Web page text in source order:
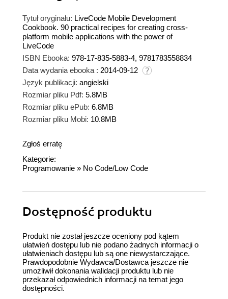
Tytuł oryginału: LiveCode Mobile Development
Cookbook. 90 practical recipes for creating cross-
platform mobile applications with the power of
LiveCode
ISBN Ebooka: 978-17-835-5883-4, 9781783558834
Data wydania ebooka : 2014-09-12
Język publikacji: angielski
Rozmiar pliku Pdf: 5.8MB
Rozmiar pliku ePub: 6.8MB
Rozmiar pliku Mobi: 10.8MB
Zgłoś erratę
Kategorie:
Programowanie » No Code/Low Code
Dostępność produktu
Produkt nie został jeszcze oceniony pod kątem
ułatwień dostępu lub nie podano żadnych informacji o
ułatwieniach dostępu lub są one niewystarczające.
Prawdopodobnie Wydawca/Dostawca jeszcze nie
umożliwił dokonania walidacji produktu lub nie
przekazał odpowiednich informacji na temat jego
dostępności.